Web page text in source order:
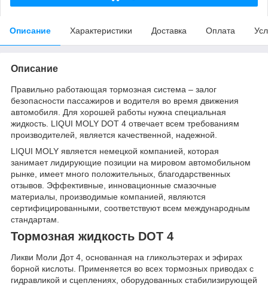
Описание Характеристики Доставка Оплата
Описание
Правильно работающая тормозная система – залог
безопасности пассажиров и водителя во время движения
автомобиля. Для хорошей работы нужна специальная
жидкость. LIQUI MOLY DOT 4 отвечает всем требованиям
производителей, является качественной, надежной.
LIQUI MOLY является немецкой компанией, которая
занимает лидирующие позиции на мировом автомобильном
рынке, имеет много положительных, благодарственных
отзывов. Эффективные, инновационные смазочные
материалы, производимые компанией, являются
сертифицированными, соответствуют всем международным
стандартам.
Тормозная жидкость DOT 4
Ликви Моли Дот 4, основанная на гликольэтерах и эфирах
борной кислоты. Применяется во всех тормозных приводах с
гидравликой и сцеплениях, оборудованных стабилизирующей